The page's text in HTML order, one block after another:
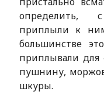
определить,
приплыли к
большинстве
приплывали для
пушнину,
шкуры.